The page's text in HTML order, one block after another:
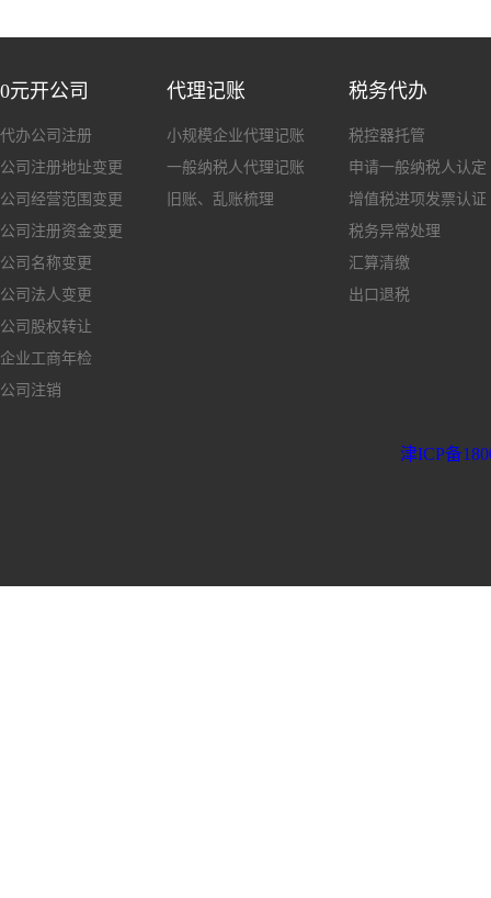
0元开公司
代办公司注册
公司注册地址变更
公司经营范围变更
公司注册资金变更
公司名称变更
公司法人变更
公司股权转让
企业工商年检
公司注销
代理记账
小规模企业代理记账
一般纳税人代理记账
旧账、乱账梳理
税务代办
税控器托管
申请一般纳税人认定
增值税进项发票认证
税务异常处理
汇算清缴
出口退税
津ICP备